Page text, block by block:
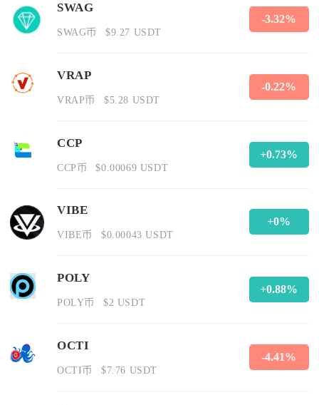
SWAG
SWAG币 $9.27 USDT
-3.32%
VRAP
VRAP币 $5.28 USDT
-0.22%
CCP
CCP币 $0.00069 USDT
+0.73%
VIBE
VIBE币 $0.00043 USDT
+0%
POLY
POLY币 $2 USDT
+0.88%
OCTI
OCTI币 $7.76 USDT
-4.41%